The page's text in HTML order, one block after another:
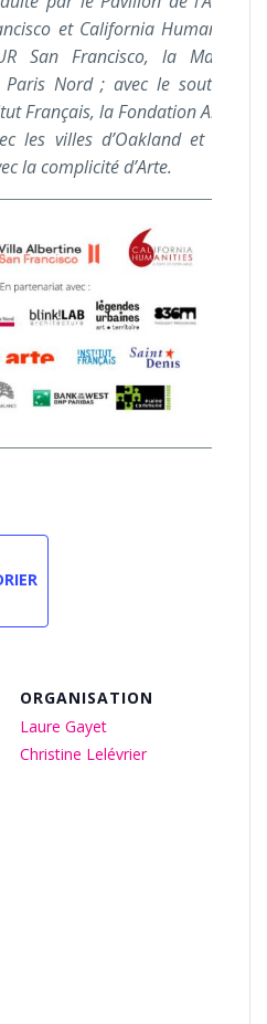
et California Humanities ;
San Francisco, la Maison
Paris Nord ; avec le soutien
Français, la Fondation Art
les villes d’Oakland et de
la complicité d’Arte.
ORGANISATION
Laure Gayet
Christine Lelévrier